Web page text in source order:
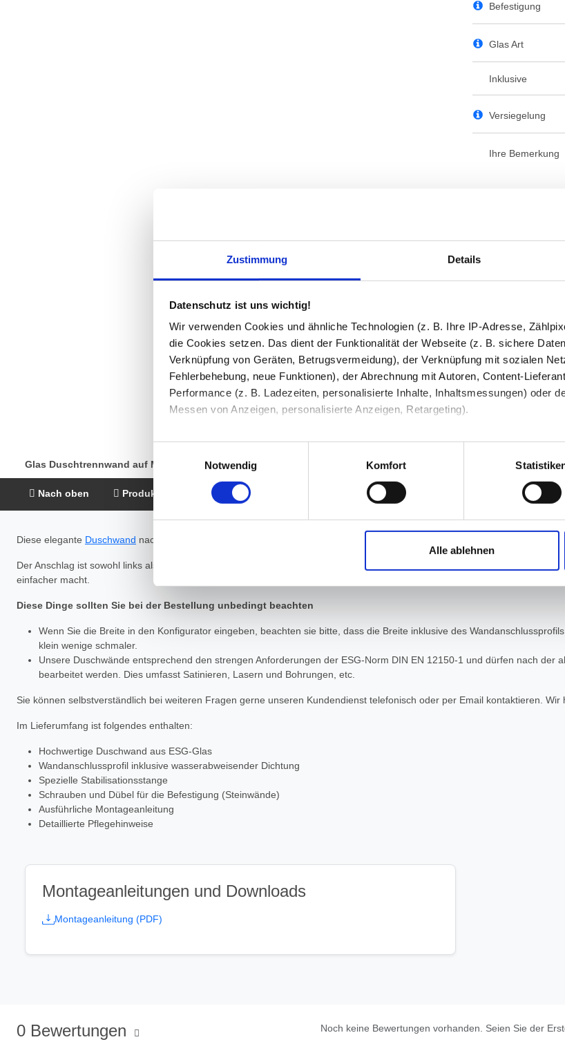
Zustimmung Details
Datenschutz ist uns wichtig!
Wir verwenden Cookies und ähnliche Technologien (z. B. Ihre IP-Adresse,
die Cookies setzen. Das dient der Funktionalität der Webseite (z. B. sichere
Verknüpfung von Geräten, Betrugsvermeidung), der Verknüpfung mit sozialen
Fehlerbehebung, neue Funktionen), der Abrechnung mit Autoren, Content-
Performance (z. B. Ladezeiten, personalisierte Inhalte, Inhaltsmessungen) oder
Messen von Anzeigen, personalisierte Anzeigen, Retargeting).
Die Einzelheiten können Sie unter Datenschutz nachlesen. Über den Link
die eingesetzten Technologien und Partner erfahren und die von Ihnen
Indem Sie auf den Button "Zustimmen" klicken, willigen Sie in die Verarbeitung
Impressum|Datenschutz
Notwendig
Komfort
Alle ablehnen
Befestigung
Glas Art
Inklusive
Versiegelung
Ihre Bemerkung
Mo–Fr von
Made in Germany
Glas Duschtrennwand auf Maß Shiva IV
Nach oben Produktbeschreibung Bewertungen
Diese elegante Duschwand nach Maß wird individuell für Sie hergestellt. Sie besteht aus 8 mm dickem hochwertigem
Der Anschlag ist sowohl links als auch rechts möglich. Das Dekor liegt immer außen. Zusätzlich können Sie eine
einfacher macht.
Diese Dinge sollten Sie bei der Bestellung unbedingt beachten
Wenn Sie die Breite in den Konfigurator eingeben, beachten sie bitte, dass die Breite inklusive des
klein wenige schmaler.
Unsere Duschwände entsprechend den strengen Anforderungen der ESG-Norm DIN EN 12150-1 und dürfen nach
bearbeitet werden. Dies umfasst Satinieren, Lasern und Bohrungen, etc.
Sie können selbstverständlich bei weiteren Fragen gerne unseren Kundendienst telefonisch oder per Email kontaktieren. Wir
Im Lieferumfang ist folgendes enthalten:
Hochwertige Duschwand aus ESG-Glas
Wandanschlussprofil inklusive wasserabweisender Dichtung
Spezielle Stabilisationsstange
Schrauben und Dübel für die Befestigung (Steinwände)
Ausführliche Montageanleitung
Detaillierte Pflegehinweise
Montageanleitungen und Downloads
Montageanleitung (PDF)
0 Bewertungen Noch keine Bewertungen vorhanden. Seien Sie der